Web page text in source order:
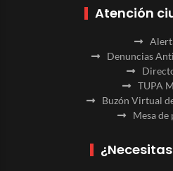
Atención
Denuncias
TUPA
Buzón Virtual
Mesa de